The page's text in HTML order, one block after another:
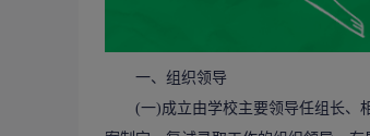
一、组织领导
(一)成立由学校主要领导任组长、相